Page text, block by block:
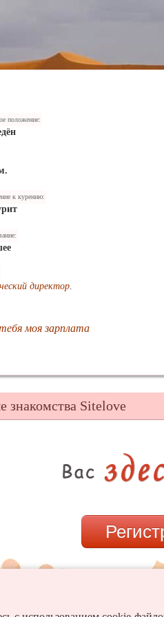
положение:
к курению:
директор.
моя зарплата
знакомства Sitelove